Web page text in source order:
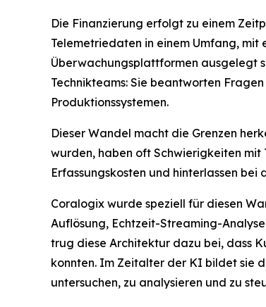
Die Finanzierung erfolgt zu einem
Telemetriedaten in einem Umfang,
Überwachungsplattformen ausgelegt
Technikteams: Sie beantworten
Produktionssystemen.
Dieser Wandel macht die Grenzen
wurden, haben oft Schwierigkeiten
Erfassungskosten und hinterlassen
Coralogix wurde speziell für diesen
Auflösung, Echtzeit-Streaming-
trug diese Architektur dazu bei, dass
konnten. Im Zeitalter der KI bildet sie
untersuchen, zu analysieren und zu